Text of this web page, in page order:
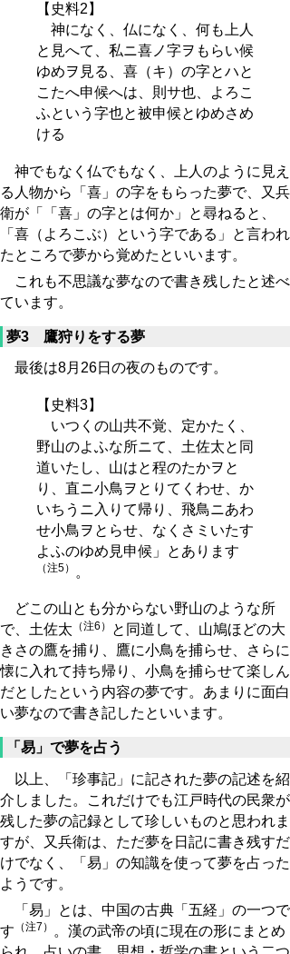
【史料2】
神になく、仏になく、何も上人
と見へて、私ニ喜ノ字ヲもらい候
ゆめヲ見る、喜（キ）の字とハと
こたへ申候へは、則サ也、よろこ
ふという字也と被申候とゆめさめ
ける
神でもなく仏でもなく、上人のように見え
る人物から「喜」の字をもらった夢で、又兵
衛が「「喜」の字とは何か」と尋ねると、
「喜（よろこぶ）という字である」と言われ
たところで夢から覚めたといいます。
これも不思議な夢なので書き残したと述べ
ています。
夢3 鷹狩りをする夢
最後は8月26日の夜のものです。
【史料3】
いつくの山共不覚、定かたく、
野山のよふな所ニて、土佐太と同
道いたし、山はと程のたかヲと
り、直ニ小鳥ヲとりてくわせ、か
いちうニ入りて帰り、飛鳥ニあわ
せ小鳥ヲとらせ、なくさミいたす
よふのゆめ見申候」とあります
（注5） 。
どこの山とも分からない野山のような所
で、土佐太 （注6）
と同道して、山鳩ほどの大
きさの鷹を捕り、鷹に小鳥を捕らせ、さらに
懐に入れて持ち帰り、小鳥を捕らせて楽しん
だとしたという内容の夢です。あまりに面白
い夢なので書き記したといいます。
「易」で夢を占う
以上、「珍事記」に記された夢の記述を紹
介しました。これだけでも江戸時代の民衆が
残した夢の記録として珍しいものと思われま
すが、又兵衛は、ただ夢を日記に書き残すだ
けでなく、「易」の知識を使って夢を占った
ようです。
「易」とは、中国の古典「五経」の一つで
す （注7）
。漢の武帝の頃に現在の形にまとめ